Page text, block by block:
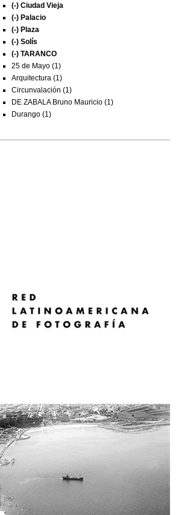
(-) Ciudad Vieja
(-) Palacio
(-) Plaza
(-) Solís
(-) TARANCO
25 de Mayo (1)
Arquitectura (1)
Circunvalación (1)
DE ZABALA Bruno Mauricio (1)
Durango (1)